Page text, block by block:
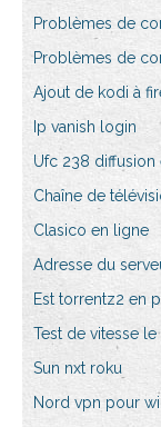
Problèmes de
Problèmes de
Ajout de kodi à
Ip vanish login
Ufc 238 diffusion
Chaîne de
Clasico en ligne
Adresse du
Est torrentz2 en
Test de vitesse
Sun nxt roku
Nord vpn pour